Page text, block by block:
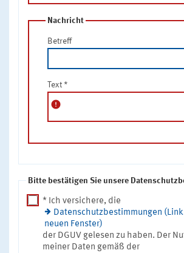
Nachricht
Betreff
Text *
error
Bitte bestätigen Sie unsere
* Ich versichere, die
Datenschutzbestimmungen
neuen Fenster)
der DGUV gelesen zu haben. Der
meiner Daten gemäß der